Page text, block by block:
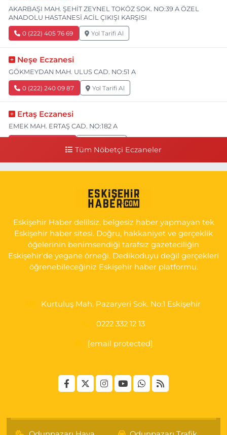
AKARBAŞI MAH. ŞEHİT ZEYNEL TOKÖZ SOK. NO:39 A ÖZEL
ANADOLU HASTANESİ ACİL ÇIKIŞI KARŞISI
0 (222) 405 76 69 Yol Tarifi Al
Neşe Eczanesi
GÖKMEYDAN MAH. ULUS CAD. NO:51 A
0 (222) 240 09 87 Yol Tarifi Al
Ertaş Eczanesi
EMEK MAH. ERTAŞ CAD. NO:182 A
YAN SOKAĞI POLİKLİNİK KAPISI TAM KARŞISI I
Yol Tarifi Al
Tüm Nöbetçi Eczaneler
Eskişehir Haber delilsiz, belgesiz haber yapmayan tek
Eskişehir haber sitesi. Doğru, hakkaniyet ve gerçeklik
öğelerinin benimsendiği tarafsız gazeteciliğin
Eskişehir'de yegane örneği. Dedikoduyu değil gerçekleri
öğrenebileceğiniz Eskişehir haber platformu.
Kurtuluş Mah. Pazaryeri Sok. No:1 Eskişehir
0222 332 12 13
[email protected]